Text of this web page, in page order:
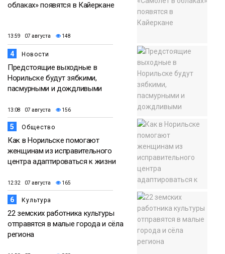
облаках» появятся в Кайеркане
13:59 07 августа 148
4 Новости
Предстоящие выходные в
Норильске будут зябкими,
пасмурными и дождливыми
13:08 07 августа 156
5 Общество
Как в Норильске помогают
женщинам из исправительного
центра адаптироваться к жизни
12:32 07 августа 165
6 Культура
22 земских работника культуры
отправятся в малые города и сёла
региона